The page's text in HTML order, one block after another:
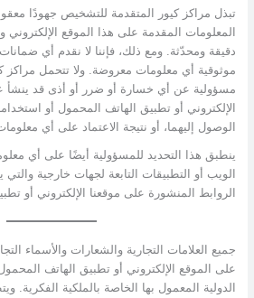
تبذل مراكز كيور المتقدمة للتشخيص جهودًا
المعلومات المقدمة على هذا الموقع
دقيقة ومحدّثة. ومع ذلك، فإننا لا نقدم أي
موثوقية أي معلومات معروضة. ولا تتحمل مراكز
مسؤولية عن أي خسارة أو ضرر أو أذى قد ينشأ
الإلكتروني أو تطبيق الهاتف المحمول أو
الوصول إليهما، أو نتيجة الاعتماد على أي
ينطبق هذا التحديد للمسؤولية أيضًا على أي
الويب أو التطبيقات التابعة لجهات خارجية والتي
الروابط المنشورة على موقعنا الإلكتروني أو
جميع العلامات التجارية والشعارات والأسماء
على الموقع الإلكتروني أو تطبيق الهاتف
الدولية المعمول بها الخاصة بالملكية الفكرية.